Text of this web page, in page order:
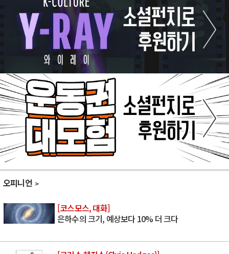
오피니언
[코스모스, 대화]
은하수의 크기, 예상보다 10% 더 크다